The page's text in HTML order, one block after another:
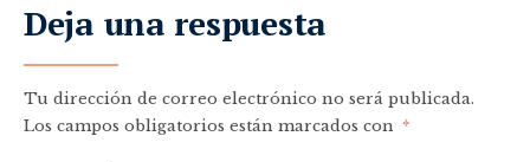
Deja una respuesta
Tu dirección de correo electrónico no será publicada.
Los campos obligatorios están marcados con *